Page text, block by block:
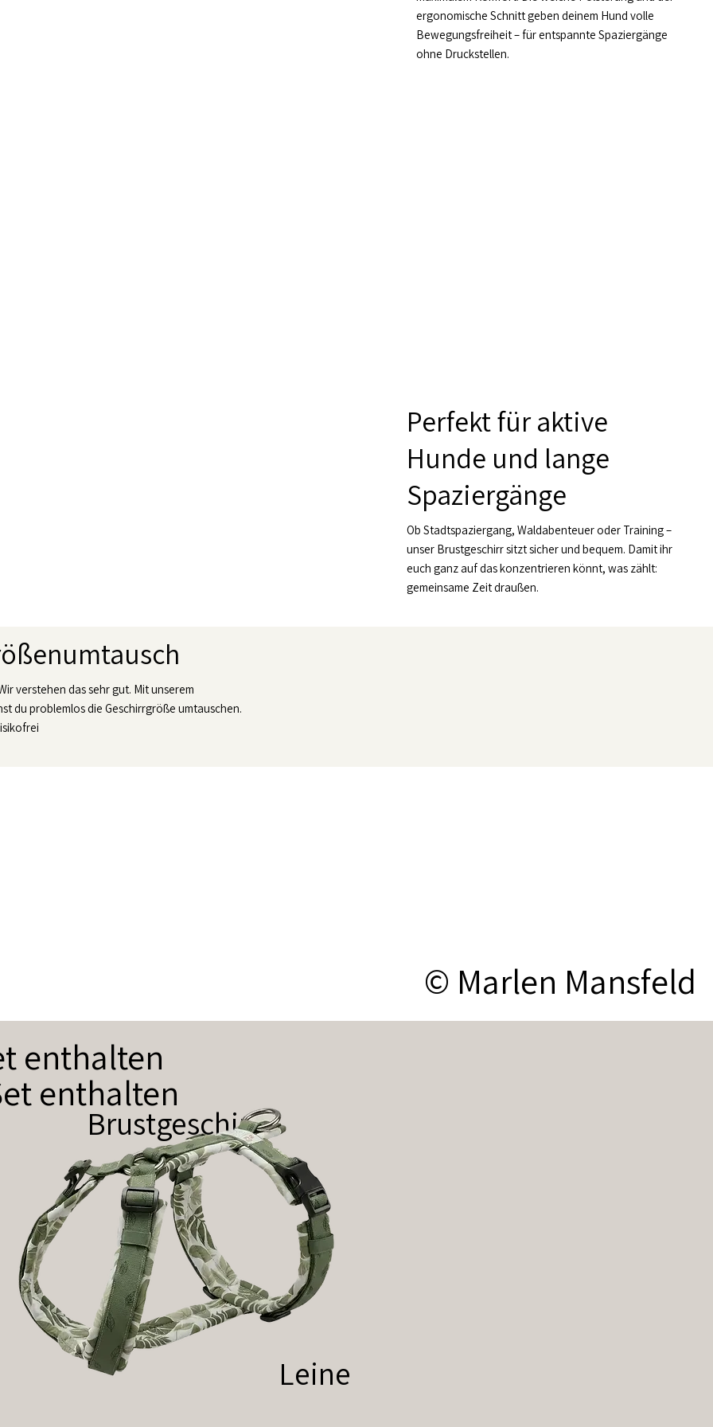
ergonomische Schnitt geben deinem Hund volle
Bewegungsfreiheit – für entspannte Spaziergänge
ohne Druckstellen.
Perfekt für aktive
Hunde und lange
Spaziergänge
Ob Stadtspaziergang, Waldabenteuer oder Training –
unser Brustgeschirr sitzt sicher und bequem. Damit ihr
euch ganz auf das konzentrieren könnt, was zählt:
gemeinsame Zeit draußen.
verstehen das sehr gut. Mit unserem
du problemlos die Geschirrgröße umtauschen.
© Marlen Mansfeld
Brustgeschirr
enthalten
enthalten
Leine